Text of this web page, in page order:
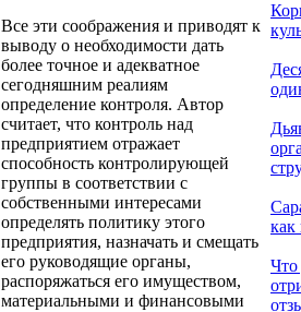
Все эти соображения и приводят к
выводу о необходимости дать
более точное и адекватное
сегодняшним реалиям
определение контроля. Автор
считает, что контроль над
предприятием отражает
способность контролирующей
группы в соответствии с
собственными интересами
определять политику этого
предприятия, назначать и смещать
его руководящие органы,
распоряжаться его имуществом,
материальными и финансовыми
как
Что